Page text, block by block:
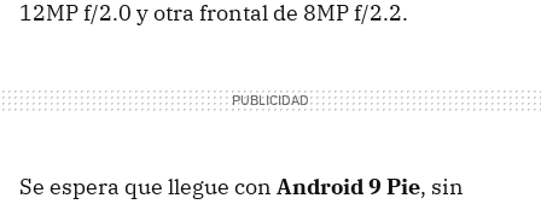
12MP f/2.0 y otra frontal de 8MP f/2.2.
Se espera que llegue con Android 9 Pie, sin